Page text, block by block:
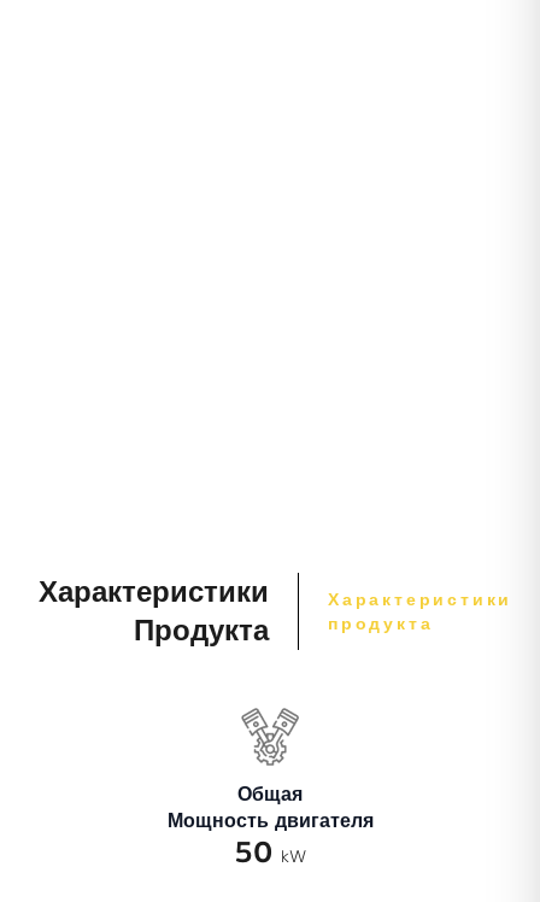
Характеристики
Продукта
Характеристики
продукта
Общая
Мощность двигателя
50 kW